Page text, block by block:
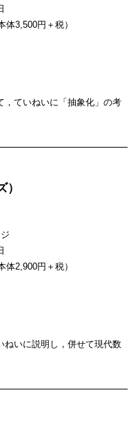
体3,500円＋税）
，ていねいに「抽象化」の考
体2,900円＋税）
ねいに説明し，併せて現代数